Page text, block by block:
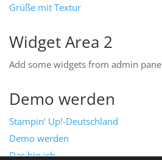
Grüße mit Textur
Widget Area 2
Add some widgets from admin
Demo werden
Stampin‘ Up!-Deutschland
Demo werden
Das bin ich